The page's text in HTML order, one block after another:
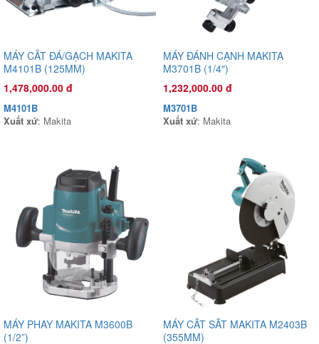
Đầu phun áp lực chất lỏng Con Ong Vàng COV22C 1.0HP Cam
MÁY CẮT ĐÁ/GẠCH MAKITA
M4101B (125MM)
1,478,000.00 đ
M4101B
Xuất xứ: Makita
MÁY ĐÁNH CẠNH MAKITA
M3701B (1/4″)
1,232,000.00 đ
M3701B
Xuất xứ: Makita
MÁY PHAY MAKITA M3600B
(1/2”)
MÁY CẮT SẮT MAKITA M2403B
(355MM)